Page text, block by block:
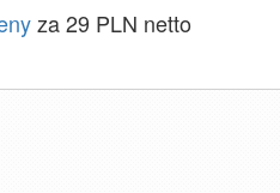
za 29 PLN netto